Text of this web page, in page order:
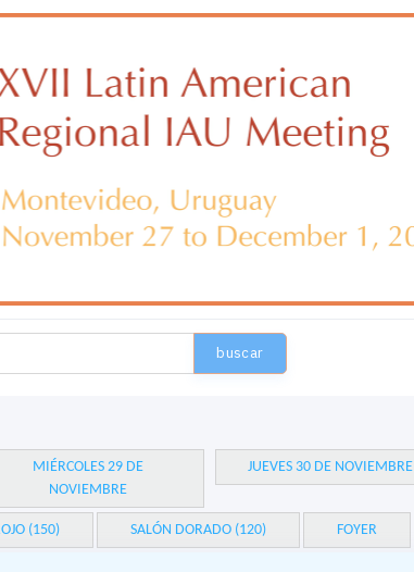
buscar
MIÉRCOLES 29 DE
NOVIEMBRE
JUEVES 30 DE NOVIEMBRE
(150) SALÓN DORADO (120) FOYER